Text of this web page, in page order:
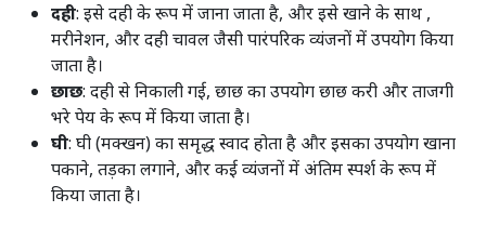
दही: इसे दही के रूप में जाना जाता है, और इसे खाने के साथ ,
मरीनेशन, और दही चावल जैसी पारंपरिक व्यंजनों में उपयोग किया
जाता है। ​
छाछ: दही से निकाली गई, छाछ का उपयोग छाछ करी और ताजगी
भरे पेय के रूप में किया जाता है।​
घी: घी (मक्खन) का समृद्ध स्वाद होता है और इसका उपयोग खाना
पकाने, तड़का लगाने, और कई व्यंजनों में अंतिम स्पर्श के रूप में
किया जाता है। ​